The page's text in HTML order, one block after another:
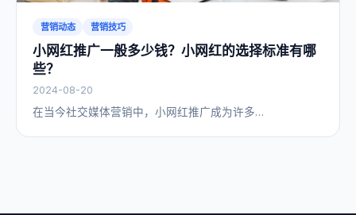
营销动态 营销技巧
小网红推广一般多少钱？小网红的选择标准有哪
些？
2024-08-20
在当今社交媒体营销中，小网红推广成为许多…